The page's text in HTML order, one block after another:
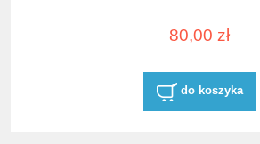
80,00 zł
do koszyka